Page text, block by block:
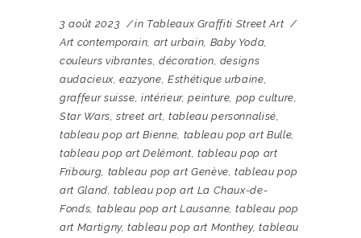
3 août 2023 in Tableaux Graffiti Street Art
Art contemporain art urbain Baby Yoda
couleurs vibrantes ,décoration designs
audacieux,eazyone ,Esthétique urbaine
graffeur suisse ,intérieur,peinture pop culture
Star Wars ,street art tableau personnalisé
tableau pop art Bienne tableau pop art Bulle
tableau pop art Delémont tableau pop art
Fribourg tableau pop art Genève ,tableau pop
art Gland ,tableau pop art La Chaux-de-
Fonds tableau pop art Lausanne ,tableau pop
art Martigny,tableau pop art Monthey,tableau